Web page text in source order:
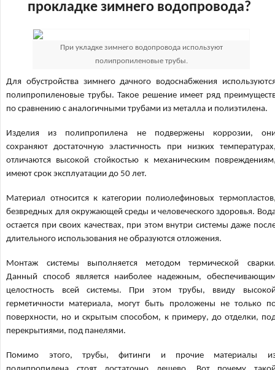
прокладке зимнего водопровода?
При укладке зимнего водопровода используют
полипропиленовые трубы.
Для обустройства зимнего дачного водоснабжения
полипропиленовые трубы. Такое решение имеет ряд
по сравнению с аналогичными трубами из металла и полиэтилена.
Изделия из полипропилена не подвержены коррозии,
сохраняют достаточную эластичность при низких
отличаются высокой стойкостью к механическим
имеют срок эксплуатации до 50 лет.
Материал относится к категории полиолефиновых
безвредных для окружающей среды и человеческого здоровья.
остается при своих качествах, при этом внутри системы даже
длительного использования не образуются отложения.
Монтаж системы выполняется методом термической
Данный способ является наиболее надежным,
целостность всей системы. При этом трубы, ввиду
герметичности материала, могут быть проложены не только
поверхности, но и скрытым способом, к примеру, до отделки,
перекрытиями, под панелями.
Помимо этого, трубы, фитинги и прочие материалы